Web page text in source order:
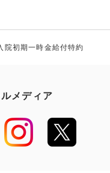
院初期一時金給付特約
メディア